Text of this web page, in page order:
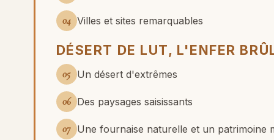
04 Villes et sites remarquables
DÉSERT DE LUT, L'ENFER
05 Un désert d'extrêmes
06 Des paysages saisissants
07 Une fournaise naturelle et un patrimoine